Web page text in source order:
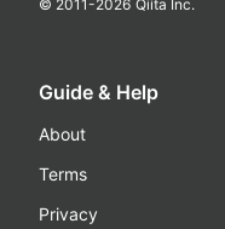
© 2011-2026 Qiita Inc.
Guide & Help
About
Terms
Privacy